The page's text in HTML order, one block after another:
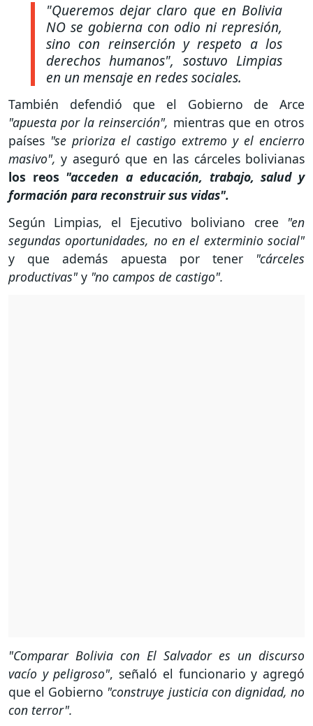
"Queremos dejar claro que en Bolivia
NO se gobierna con odio ni represión,
sino con reinserción y respeto a los
derechos humanos", sostuvo Limpias
en un mensaje en redes sociales.
También defendió que el Gobierno de Arce
"apuesta por la reinserción", mientras que en otros
países "se prioriza el castigo extremo y el encierro
masivo", y aseguró que en las cárceles bolivianas
los reos "acceden a educación, trabajo, salud y
formación para reconstruir sus vidas".
Según Limpias, el Ejecutivo boliviano cree "en
segundas oportunidades, no en el exterminio social"
y que además apuesta por tener "cárceles
productivas"y "no campos de castigo".
"Comparar Bolivia con El Salvador es un discurso
vacío y peligroso", señaló el funcionario y agregó
que el Gobierno "construye justicia con dignidad, no
con terror".